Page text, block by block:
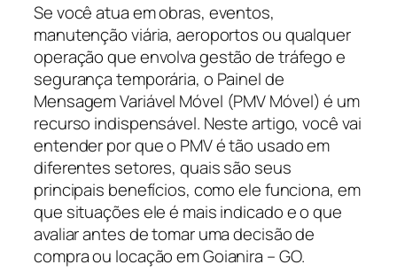
Se você atua em obras, eventos,
manutenção viária, aeroportos ou qualquer
operação que envolva gestão de tráfego e
segurança temporária, o Painel de
Mensagem Variável Móvel (PMV Móvel) é um
recurso indispensável. Neste artigo, você vai
entender por que o PMV é tão usado em
diferentes setores, quais são seus
principais benefícios, como ele funciona, em
que situações ele é mais indicado e o que
avaliar antes de tomar uma decisão de
compra ou locação em Goianira – GO.